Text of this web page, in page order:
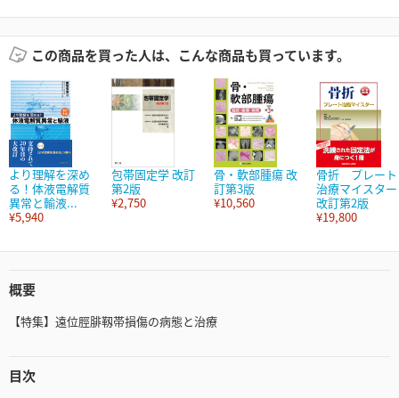
この商品を買った人は、こんな商品も買っています。
より理解を深め
る！体液電解質
異常と輸液...
¥5,940
包帯固定学 改訂
第2版
¥2,750
骨・軟部腫瘍 改
訂第3版
¥10,560
骨折 プレート
治療マイスター
改訂第2版
¥19,800
概要
【特集】遠位脛腓靱帯損傷の病態と治療
目次